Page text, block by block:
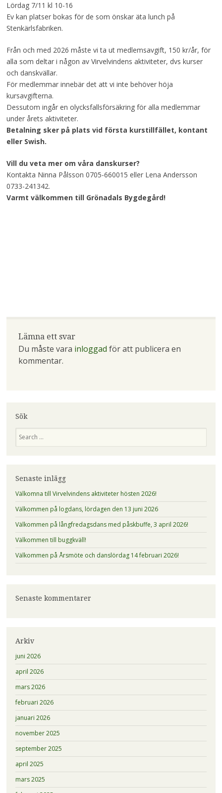
Lördag 7/11 kl 10-16
Ev kan platser bokas för de som önskar äta lunch på
Stenkärlsfabriken.
Från och med 2026 måste vi ta ut medlemsavgift, 150 kr/år, för
alla som deltar i någon av Virvelvindens aktiviteter, dvs kurser
och danskvällar.
För medlemmar innebär det att vi inte behöver höja
kursavgifterna.
Dessutom ingår en olycksfallsförsäkring för alla medlemmar
under årets aktiviteter.
Betalning sker på plats vid första kurstillfället, kontant
eller Swish.
Vill du veta mer om våra danskurser?
Kontakta Ninna Pålsson 0705-660015 eller Lena Andersson
0733-241342.
Varmt välkommen till Grönadals Bygdegård!
Lämna ett svar
Du måste vara inloggad för att publicera en
kommentar.
Sök
Senaste inlägg
Välkomna till Virvelvindens aktiviteter hösten 2026!
Välkommen på logdans, lördagen den 13 juni 2026
Välkommen på långfredagsdans med påskbuffe, 3 april 2026!
Välkommen till buggkväll!
Välkommen på Årsmöte och danslördag 14 februari 2026!
Senaste kommentarer
Arkiv
juni 2026
april 2026
mars 2026
februari 2026
januari 2026
november 2025
september 2025
april 2025
mars 2025